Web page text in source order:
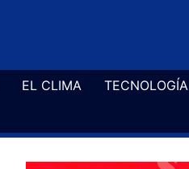
EL CLIMA TECNOLOGÍA